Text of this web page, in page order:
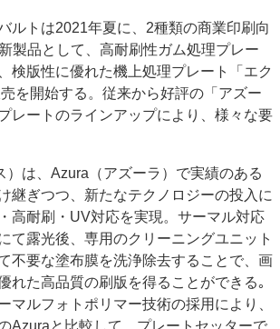
プレス ビジネス イベント 信用情報
業界
転・異動・訃報
一覧
中古印刷機・製本機特集
2022 検査・校正特集
新成長軌道を描く
刷用語集 印刷機材年鑑
ルトは2021年夏に、2種類の商業印刷向
製品として、高耐刷性ガム処理プレー
検版性に優れた機上処理プレート「エク
を開始する。従来から好評の「アズー
レートのラインアップにより、様々な要
）は、Azura（アズーラ）で実績のある
継ぎつつ、新たなテクノロジーの投入に
高耐刷・UV対応を実現。サーマル対応
て露光後、専用のクリーニングユニット
不要な塗布膜を洗浄除去することで、画
れた高品質の刷版を得ることができる｡
マルフォトポリマー技術の採用により、
Azuraと比較して、プレートセッターで